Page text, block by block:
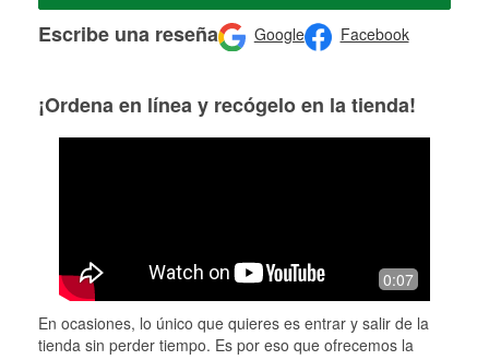
Escribe una reseña Google Facebook
¡Ordena en línea y recógelo en la tienda!
0:07
En ocasiones, lo único que quieres es entrar y salir de la
tienda sin perder tiempo. Es por eso que ofrecemos la